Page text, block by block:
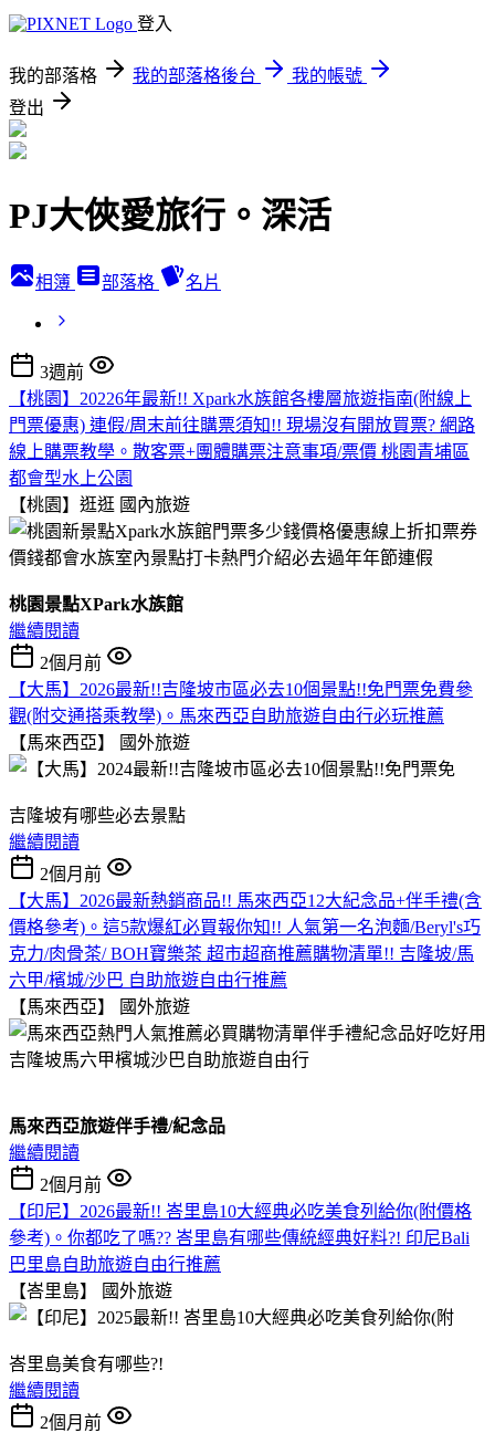
登入
我的部落格 我的部落格後台
我的帳號
登出
PJ大俠愛旅行。深活
相簿 部落格 名片
3週前
【桃園】20226年最新!! Xpark水族館各樓層旅遊指南(附線上
門票優惠) 連假/周末前往購票須知!! 現場沒有開放買票? 網路
線上購票教學。散客票+團體購票注意事項/票價 桃園青埔區
都會型水上公園
【桃園】逛逛 國內旅遊
桃園景點XPark水族館
繼續閱讀
2個月前
【大馬】2026最新!!吉隆坡市區必去10個景點!!免門票免費參
觀(附交通搭乘教學)。馬來西亞自助旅遊自由行必玩推薦
【馬來西亞】
國外旅遊
吉隆坡有哪些必去景點
繼續閱讀
2個月前
【大馬】2026最新熱銷商品!! 馬來西亞12大紀念品+伴手禮(含
價格參考)。這5款爆紅必買報你知!! 人氣第一名泡麵/Beryl's巧
克力/肉骨茶/ BOH寶樂茶 超市超商推薦購物清單!! 吉隆坡/馬
六甲/檳城/沙巴 自助旅遊自由行推薦
【馬來西亞】
國外旅遊
馬來西亞旅遊伴手禮/紀念品
繼續閱讀
2個月前
【印尼】2026最新!! 峇里島10大經典必吃美食列給你(附價格
參考)。你都吃了嗎?? 峇里島有哪些傳統經典好料?! 印尼Bali
巴里島自助旅遊自由行推薦
【峇里島】
國外旅遊
峇里島美食有哪些?!
繼續閱讀
2個月前